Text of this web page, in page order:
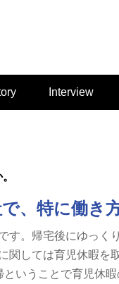
Interview
、特に働き
す。帰宅後にゆっく
関しては育児休暇を
いうことで育児休